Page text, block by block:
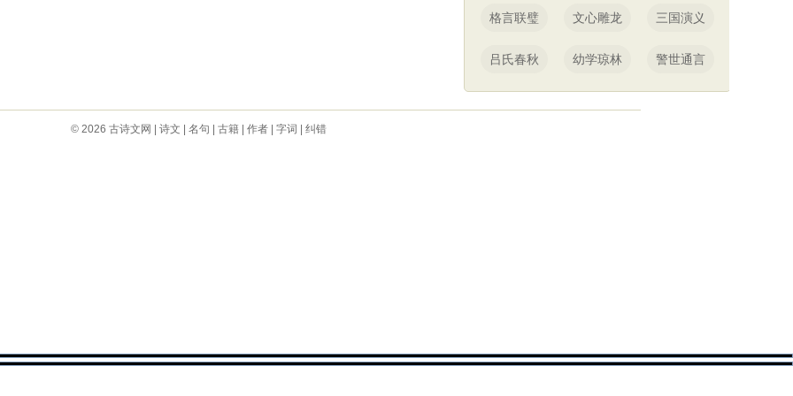
格言联璧 文心雕龙 三国演义
吕氏春秋 幼学琼林 警世通言
© 2026 古诗文网 诗文 名句 古籍| 作者| 字词 纠错